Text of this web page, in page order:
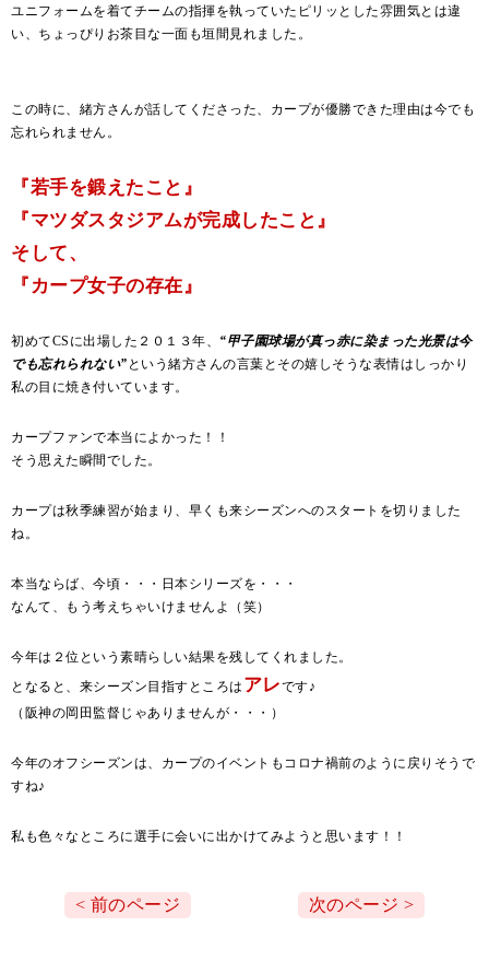
ユニフォームを着てチームの指揮を執っていたピリッとした雰囲気とは違
い、ちょっぴりお茶目な一面も垣間見れました。
この時に、緒方さんが話してくださった、カープが優勝できた理由は今でも
忘れられません。
『若手を鍛えたこと』
『マツダスタジアムが完成したこと』
そして、
『カープ女子の存在』
初めてCSに出場した２０１３年、 “甲子園球場が真っ赤に染まった光景は今
でも忘れられない” という緒方さんの言葉とその嬉しそうな表情はしっかり
私の目に焼き付いています。
カープファンで本当によかった！！
そう思えた瞬間でした。
カープは秋季練習が始まり、早くも来シーズンへのスタートを切りました
ね。
本当ならば、今頃・・・日本シリーズを・・・
なんて、もう考えちゃいけませんよ（笑）
今年は２位という素晴らしい結果を残してくれました。
となると、来シーズン目指すところは アレです♪
（阪神の岡田監督じゃありませんが・・・）
今年のオフシーズンは、カープのイベントもコロナ禍前のように戻りそうで
すね♪
私も色々なところに選手に会いに出かけてみようと思います！！
< 前のページ 次のページ >